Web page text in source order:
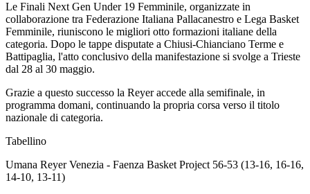
Le Finali Next Gen Under 19 Femminile, organizzate in
collaborazione tra Federazione Italiana Pallacanestro e Lega Basket
Femminile, riuniscono le migliori otto formazioni italiane della
categoria. Dopo le tappe disputate a Chiusi-Chianciano Terme e
Battipaglia, l'atto conclusivo della manifestazione si svolge a Trieste
dal 28 al 30 maggio.
Grazie a questo successo la Reyer accede alla semifinale, in
programma domani, continuando la propria corsa verso il titolo
nazionale di categoria.
Tabellino
Umana Reyer Venezia - Faenza Basket Project 56-53 (13-16, 16-16,
14-10, 13-11)